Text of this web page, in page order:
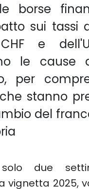
borse
sui tassi
e
le cause
per
stanno
del
solo due
vignetta 2025,